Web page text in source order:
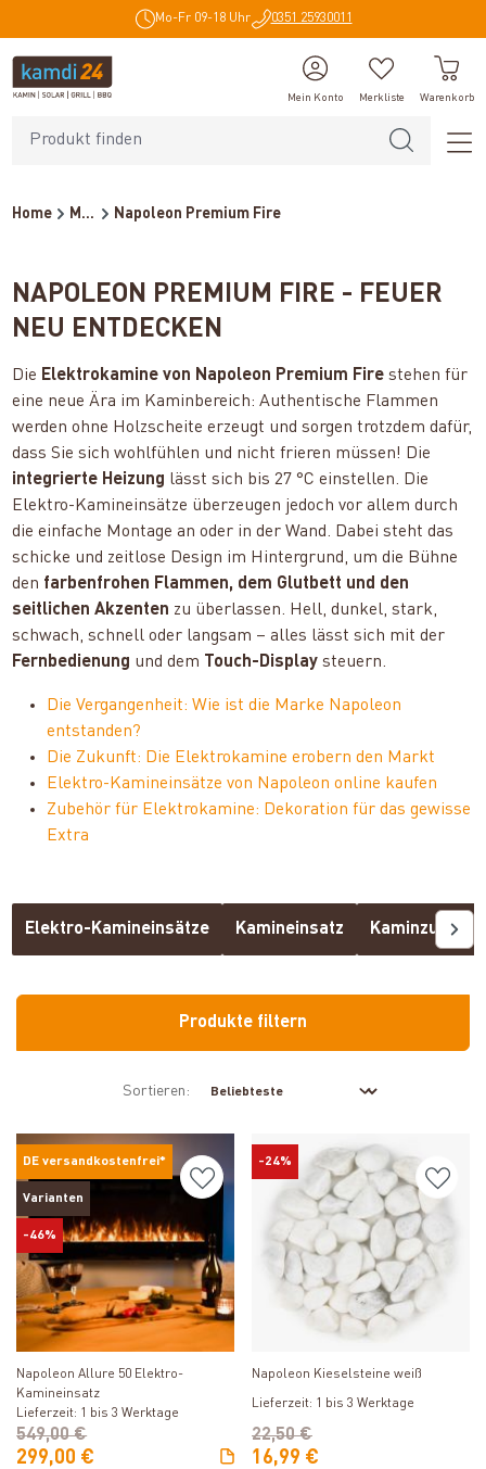
Mo-Fr 09-18 Uhr 0351 25930011
Mein Konto Merkliste Warenkorb
Home Marken Napoleon Premium Fire
NAPOLEON PREMIUM FIRE - FEUER
NEU ENTDECKEN
Die Elektrokamine von Napoleon Premium Fire stehen für
eine neue Ära im Kaminbereich: Authentische Flammen
werden ohne Holzscheite erzeugt und sorgen trotzdem dafür,
dass Sie sich wohlfühlen und nicht frieren müssen! Die
integrierte Heizung lässt sich bis 27 °C einstellen. Die
Elektro-Kamineinsätze überzeugen jedoch vor allem durch
die einfache Montage an oder in der Wand. Dabei steht das
schicke und zeitlose Design im Hintergrund, um die Bühne
den farbenfrohen Flammen, dem Glutbett und den
seitlichen Akzenten zu überlassen. Hell, dunkel, stark,
schwach, schnell oder langsam – alles lässt sich mit der
Fernbedienung und dem Touch-Display steuern.
Die Vergangenheit: Wie ist die Marke Napoleon
entstanden?
Die Zukunft: Die Elektrokamine erobern den Markt
Elektro-Kamineinsätze von Napoleon online kaufen
Zubehör für Elektrokamine: Dekoration für das gewisse
Extra
Elektro-Kamineinsätze Kamineinsatz Kaminzubehör
Produkte filtern
Sortieren:
DE versandkostenfrei*
Varianten
-46%
Produkt ansehen
Napoleon Allure 50 Elektro-
Kamineinsatz
Lieferzeit: 1 bis 3 Werktage
299,00 €
549,00 €
-24%
Produkt ansehen
Napoleon Kieselsteine weiß
Lieferzeit: 1 bis 3 Werktage
16,99 €
22,50 €